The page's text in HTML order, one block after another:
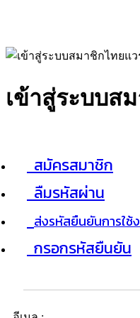
เข้าสู่ระบบส
สมัครสมาชิก
ลืมรหัสผ่าน
ส่งรหัสยืนยันการใช้
กรอกรหัสยืนยัน